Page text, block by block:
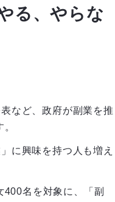
る、やらな
など、政府が副業を推
に興味を持つ人も増え
名を対象に、「副